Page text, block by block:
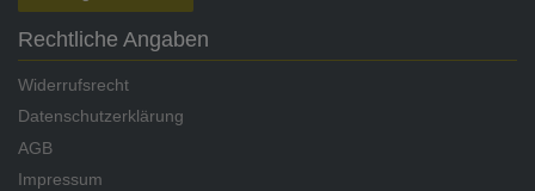
Rechtliche Angaben
Widerrufsrecht
Datenschutzerklärung
AGB
Impressum